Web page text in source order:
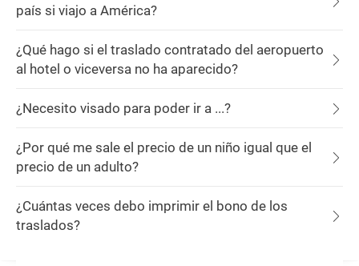
país si viajo a América?
¿Qué hago si el traslado contratado del aeropuerto
al hotel o viceversa no ha aparecido?
¿Necesito visado para poder ir a ...?
¿Por qué me sale el precio de un niño igual que el
precio de un adulto?
¿Cuántas veces debo imprimir el bono de los
traslados?